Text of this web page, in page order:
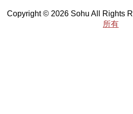
Copyright © 2026 Sohu All Rights
所有